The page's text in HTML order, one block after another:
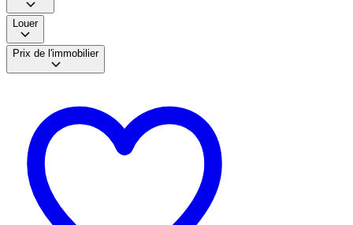
Louer
Prix de l'immobilier